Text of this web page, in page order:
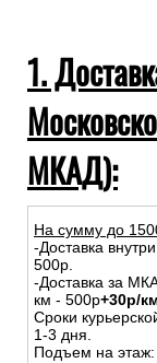
1.
МКАД):
На сумму до 15
-Доставка
500р.
-Доставка за
км - 500р+30р/
Сроки
1-3 дня.
Подъем на